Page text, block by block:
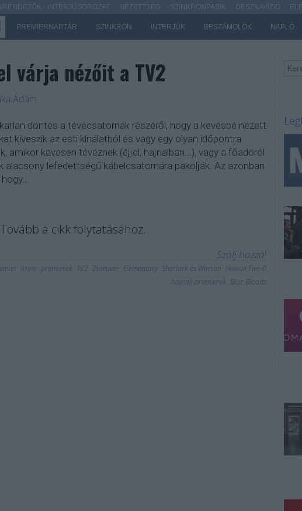
PREMIERNAPTÁR SZINKRON INTERJÚK BESZÁMOLÓK NAPLÓ
- INTERJÚSOROZAT NÉZETTSÉG SZINKRONPASIK DESZKAVÍZIÓ
várja nézőit a TV2
Ádám
döntés a tévécsatornák részéről, hogy a kevésbé nézett
kiveszik az esti kínálatból és vagy egy olyan időpontra
amikor kevesen tévéznek (éjjel, hajnalban...), vagy a főadóról
alacsony lefedettségű kábelcsatornára pakolják. Az azonban
hogy…
Tovább a cikk folytatásához.
Szólj hozzá!
krimi premierek TV2 Zsaruvér Elementary Sherlock és Watson Hawaii Five-0
hajnali premierek Blue Bloods